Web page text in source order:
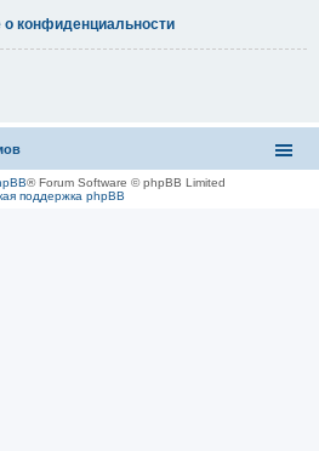
конфиденциальности
® Forum Software © phpBB Limited
поддержка phpBB